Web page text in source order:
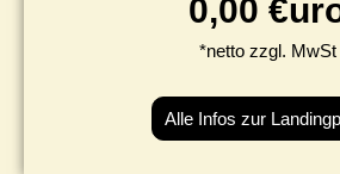
*netto zzgl. MwSt
0,00
Alle Infos zur